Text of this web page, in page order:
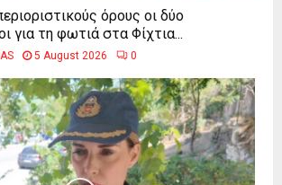
όρους οι δύο
για τη φωτιά στα Φίχτια...
5 August 2026 0